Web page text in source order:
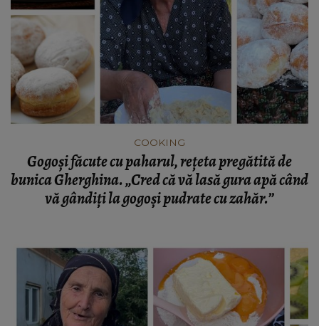
COOKING
Gogoși făcute cu paharul, rețeta pregătită de
bunica Gherghina. „Cred că vă lasă gura apă când
vă gândiți la gogoși pudrate cu zahăr.”